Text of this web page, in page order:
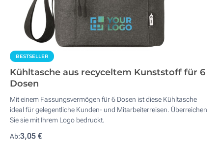
BESTSELLER
Kühltasche aus recyceltem Kunststoff für 6
Dosen
Mit einem Fassungsvermögen für 6 Dosen ist diese Kühltasche
ideal für gelegentliche Kunden- und Mitarbeiterreisen. Überreichen
Sie sie mit Ihrem Logo bedruckt.
Ab:3,05 €